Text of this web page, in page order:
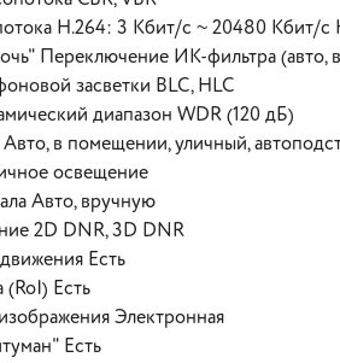
H.264: 3 Кбит/с ~ 20480 Кбит/
Переключение ИК-фильтра (авто,
засветки BLC, HLC
диапазон WDR (120 дБ)
в помещении, уличный,
освещение
Авто, вручную
2D DNR, 3D DNR
Есть
Есть
Электронная
Есть